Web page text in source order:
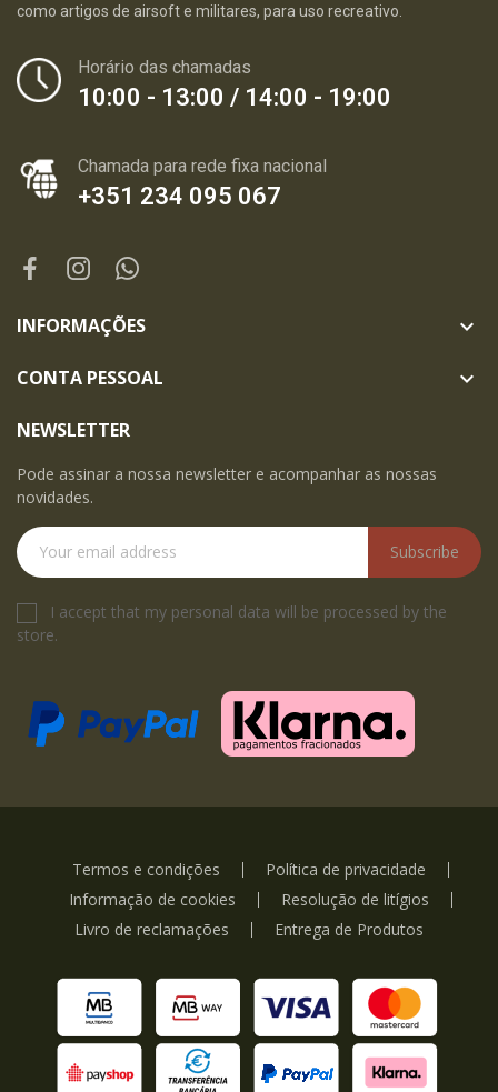
como artigos de airsoft e militares, para uso recreativo.
Horário das chamadas
10:00 - 13:00 / 14:00 - 19:00
Chamada para rede fixa nacional
+351 234 095 067
INFORMAÇÕES 
CONTA PESSOAL 
NEWSLETTER
Pode assinar a nossa newsletter e acompanhar as nossas
novidades.
Subscribe
I accept that my personal data will be processed by the
store.
Termos e condições
Política de privacidade
Informação de cookies
Resolução de litígios
Livro de reclamações
Entrega de Produtos